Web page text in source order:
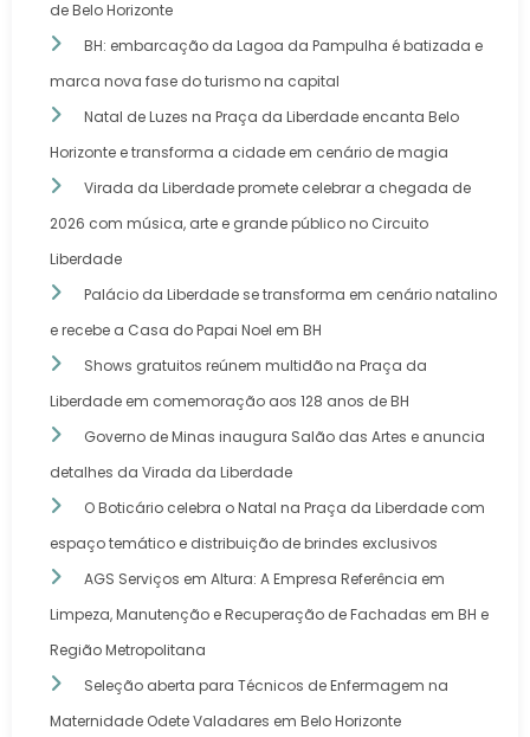
de Belo Horizonte
BH: embarcação da Lagoa da Pampulha é batizada e
marca nova fase do turismo na capital
Natal de Luzes na Praça da Liberdade encanta Belo
Horizonte e transforma a cidade em cenário de magia
Virada da Liberdade promete celebrar a chegada de
2026 com música, arte e grande público no Circuito
Liberdade
Palácio da Liberdade se transforma em cenário natalino
e recebe a Casa do Papai Noel em BH
Shows gratuitos reúnem multidão na Praça da
Liberdade em comemoração aos 128 anos de BH
Governo de Minas inaugura Salão das Artes e anuncia
detalhes da Virada da Liberdade
O Boticário celebra o Natal na Praça da Liberdade com
espaço temático e distribuição de brindes exclusivos
AGS Serviços em Altura: A Empresa Referência em
Limpeza, Manutenção e Recuperação de Fachadas em BH e
Região Metropolitana
Seleção aberta para Técnicos de Enfermagem na
Maternidade Odete Valadares em Belo Horizonte